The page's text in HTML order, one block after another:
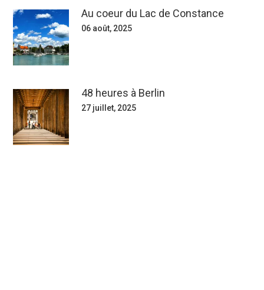
Au coeur du Lac de Constance
06 août, 2025
48 heures à Berlin
27 juillet, 2025